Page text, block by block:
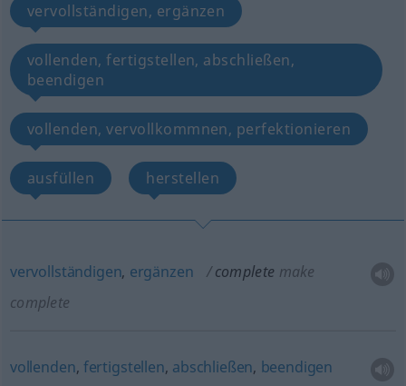
vervollständigen, ergänzen
vollenden, fertigstellen, abschließen,
beendigen
vollenden, vervollkommnen, perfektionieren
ausfüllen herstellen
vervollständigen, ergänzen complete make
complete
vollenden, fertigstellen, abschließen, beendigen